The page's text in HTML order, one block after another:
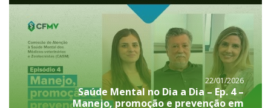
22/01/2026
Saúde Mental no Dia a Dia – Ep. 4 –
Manejo, promoção e prevenção em